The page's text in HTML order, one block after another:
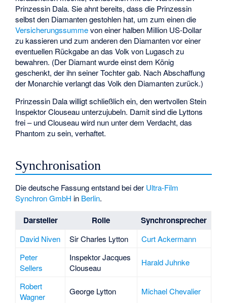
Prinzessin Dala. Sie ahnt bereits, dass die Prinzessin
selbst den Diamanten gestohlen hat, um zum einen die
Versicherungssummevon einer halben Million US-Dollar
zu kassieren und zum anderen den Diamanten vor einer
eventuellen Rückgabe an das Volk von Lugasch zu
bewahren. (Der Diamant wurde einst dem König
geschenkt, der ihn seiner Tochter gab. Nach Abschaffung
der Monarchie verlangt das Volk den Diamanten zurück.)
Prinzessin Dala willigt schließlich ein, den wertvollen Stein
Inspektor Clouseau unterzujubeln. Damit sind die Lyttons
frei – und Clouseau wird nun unter dem Verdacht, das
Phantom zu sein, verhaftet.
Synchronisation
Die deutsche Fassung entstand bei der Ultra-Film
Synchron GmbH in Berlin.
Darsteller Rolle Synchronsprecher
David Niven Sir Charles Lytton
Curt Ackermann
Peter
Sellers
Inspektor Jacques
Clouseau
Harald Juhnke
Robert
Wagner
George Lytton Michael Chevalier